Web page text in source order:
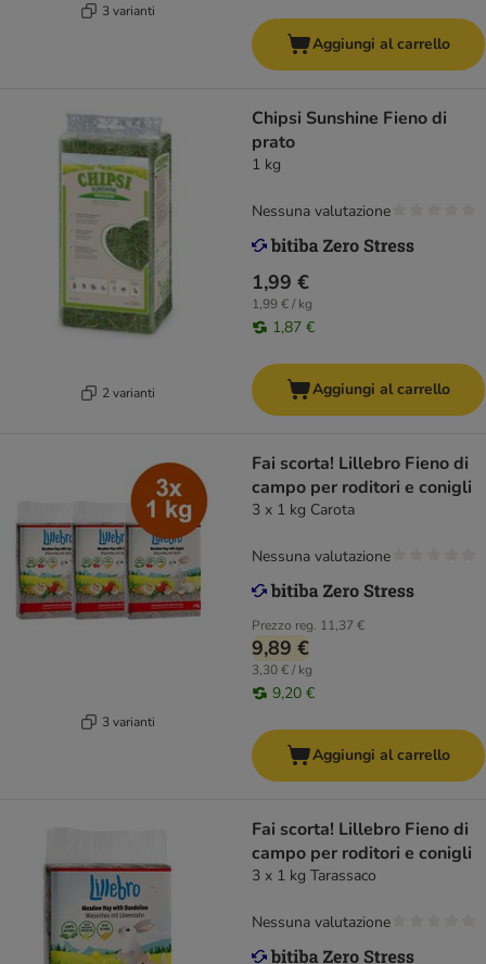
3 varianti
Aggiungi al carrello
2 varianti
Chipsi Sunshine Fieno di
prato
1 kg
1,99 €
1,99 € / kg
1,87 €
Nessuna valutazione
Aggiungi al carrello
3 varianti
Fai scorta! Lillebro Fieno di
campo per roditori e conigli
3 x 1 kg Carota
Prezzo reg. 11,37 €
9,89 €
3,30 € / kg
9,20 €
Nessuna valutazione
Aggiungi al carrello
Fai scorta! Lillebro Fieno di
campo per roditori e conigli
3 x 1 kg Tarassaco
Nessuna valutazione